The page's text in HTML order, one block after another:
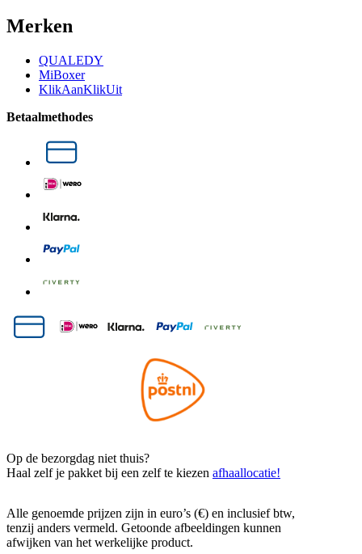
Merken
QUALEDY
MiBoxer
KlikAanKlikUit
Betaalmethodes
Op de bezorgdag niet thuis?
Haal zelf je pakket bij een zelf te kiezen afhaallocatie!
Alle genoemde prijzen zijn in euro’s (€) en inclusief btw,
tenzij anders vermeld. Getoonde afbeeldingen kunnen
afwijken van het werkelijke product.